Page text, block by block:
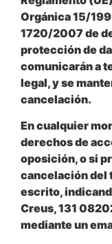
Orgánica 15/
1720/2007 de
protección de
comunicarán a
legal, y se
cancelación.
En cualquier
derechos de
oposición, o si
cancelación del
escrito,
Creus, 131
mediante un